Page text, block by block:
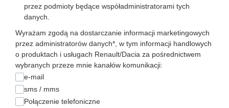
przez podmioty będące współadministratorami tych
danych.
Wyrażam zgodą na dostarczanie informacji marketingowych
przez administratorów danych*, w tym informacji handlowych
o produktach i usługach Renault/Dacia za pośrednictwem
wybranych przeze mnie kanałów komunikacji:
e-mail
sms / mms
Połączenie telefoniczne